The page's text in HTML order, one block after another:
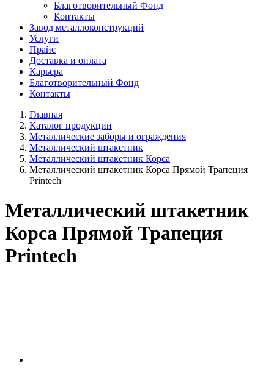
Благотворительный Фонд
Контакты
Завод металлоконструкций
Услуги
Прайс
Доставка и оплата
Карьера
Благотворительный Фонд
Контакты
Главная
Каталог продукции
Металлические заборы и ограждения
Металлический штакетник
Металлический штакетник Корса
Металлический штакетник Корса Прямой Трапеция
Printech
Металлический штакетник
Корса Прямой Трапеция
Printech